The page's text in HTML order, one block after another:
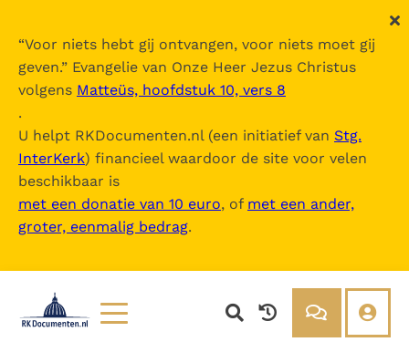
“Voor niets hebt gij ontvangen, voor niets moet gij
geven.” Evangelie van Onze Heer Jezus Christus
volgens Matteüs, hoofdstuk 10, vers 8
.
U helpt RKDocumenten.nl (een initiatief van Stg.
InterKerk) financieel waardoor de site voor velen
beschikbaar is
met een donatie van 10 euro, of met een ander,
groter, eenmalig bedrag.
Catechismus van de Katholieke Kerk
Inhoudsopgave
uitklappen
- Intro
1065)
- EERSTE SECTIE - "Ik geloof" -
"Wij geloven" (26-184)
- TWEEDE SECTIE De belijdenis